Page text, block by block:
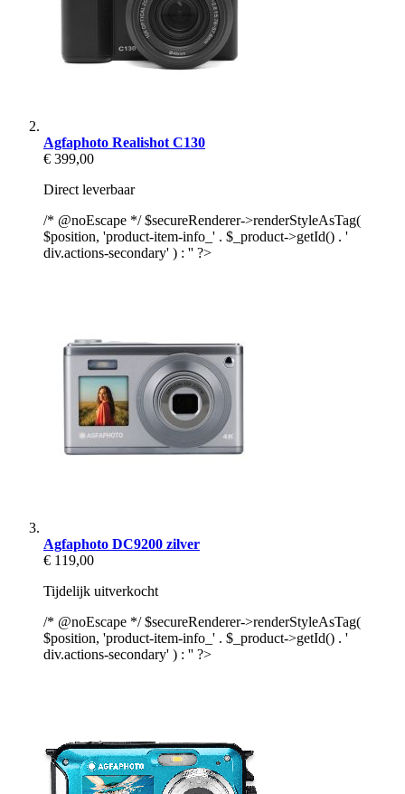
Agfaphoto Realishot C130
€ 399,00
Direct leverbaar
/* @noEscape */ $secureRenderer->renderStyleAsTag(
$position, 'product-item-info_' . $_product->getId() . '
div.actions-secondary' ) : '' ?>
Agfaphoto DC9200 zilver
€ 119,00
Tijdelijk uitverkocht
/* @noEscape */ $secureRenderer->renderStyleAsTag(
$position, 'product-item-info_' . $_product->getId() . '
div.actions-secondary' ) : '' ?>